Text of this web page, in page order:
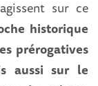
sur ce
historique
prérogatives
aussi sur le